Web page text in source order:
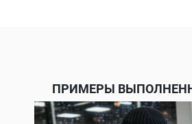
ПРИМЕРЫ